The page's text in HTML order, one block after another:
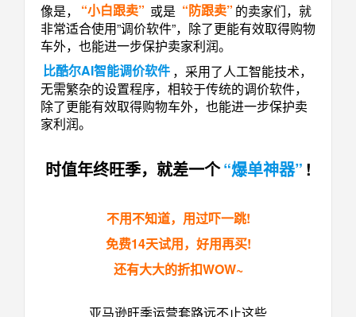
像是， “小白跟卖” 或是 “防跟卖” 的卖家们，就
非常适合使用”调价软件”，除了更能有效取得购物
车外，也能进一步保护卖家利润。
比酷尔AI智能调价软件 ，采用了人工智能技术，
无需繁杂的设置程序，相较于传统的调价软件，
除了更能有效取得购物车外，也能进一步保护卖
家利润。
时值年终旺季，就差一个“爆单神器” !
不用不知道，用过吓一跳!
免费14天试用，好用再买!
还有大大的折扣WOW~
亚马逊旺季运营套路远不止这些